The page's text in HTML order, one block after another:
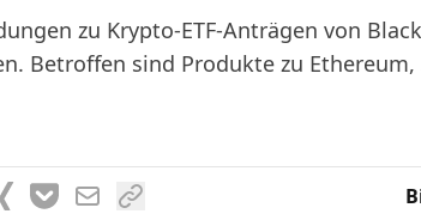
zu Krypto-ETF-Anträgen von
Betroffen sind Produkte zu Ethereum,